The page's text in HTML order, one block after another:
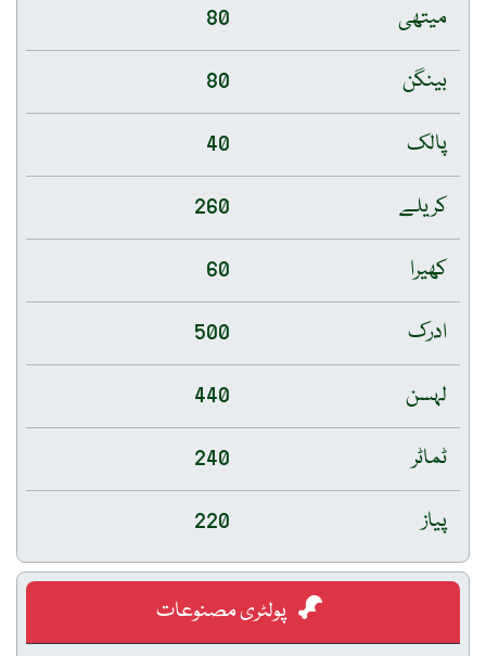
میتھی
80
بینگن
80
پالک
40
کریلے
260
کھیرا
60
ادرک
500
لہسن
440
ٹماٹر
240
پیاز
220
پولٹری مصنوعات